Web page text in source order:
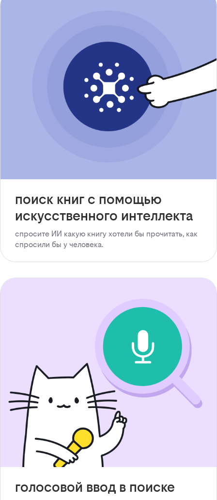
поиск книг с помощью
искусственного интеллекта
спросите ИИ какую книгу хотели бы прочитать, как
спросили бы у человека.
голосовой ввод в поиске